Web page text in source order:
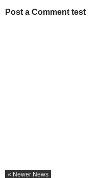
Post a Comment test
« Newer News